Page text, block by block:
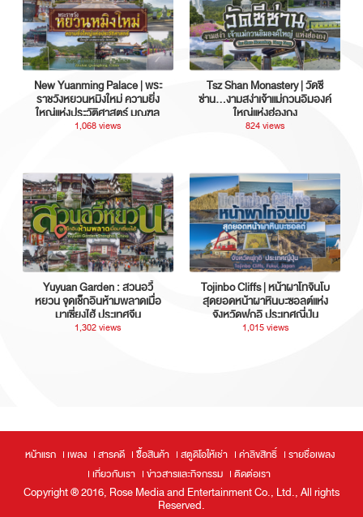
New Yuanming Palace | พระ
ราชวังหยวนหมิงใหม่ ความยิ่ง
ใหญ่แห่งประวัติศาสตร์ มณฑล
กวางตุ้ง ประเทศจีน
1,068 views
Tsz Shan Monastery | วัดซี
ซ่าน…งามสง่าเจ้าแม่กวนอิมองค์
ใหญ่แห่งฮ่องกง
824 views
Yuyuan Garden : สวนอวี้
หยวน จุดเช็กอินห้ามพลาดเมื่อ
มาเซี่ยงไฮ้ ประเทศจีน
1,302 views
Tojinbo Cliffs | หน้าผาโทจินโบ
สุดยอดหน้าผาหินบะซอลต์แห่ง
จังหวัดฟุกุอิ ประเทศญี่ปุ่น
1,015 views
หน้าแรก เพลง สารคดี ซื้อสินค้า สตูดิโอให้เช่า ค่าลิขสิทธิ์
รายชื่อเพลง
เกี่ยวกับเรา
ข่าวสารและกิจกรรม ติดต่อเรา
Copyright ® 2016, Rose Media and Entertainment Co., Ltd., All rights
Reserved.